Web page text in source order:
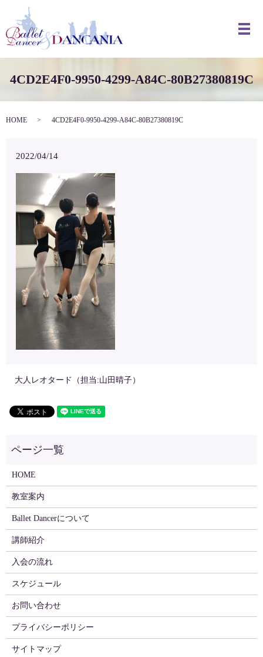
メ
4CD2E4F0-9950-4299-A84C-80B27380819C
HOME 4CD2E4F0-9950-4299-A84C-80B27380819C
2022/04/14
大人レオタード（担当:山田晴子）
HOME
教室案内
Ballet Dancerについて
講師紹介
入会の流れ
スケジュール
お問い合わせ
プライバシーポリシー
サイトマップ